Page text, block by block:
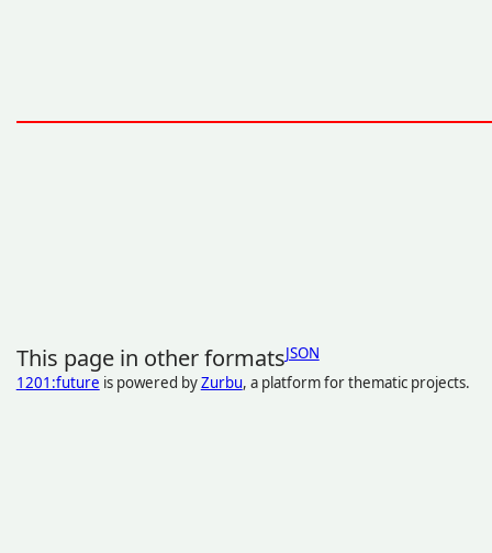
This page in other formatsJSON
1201:future is powered byZurbu, a platform for thematic projects.